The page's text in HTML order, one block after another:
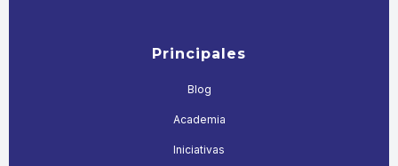
Principales
Blog
Academia
Iniciativas